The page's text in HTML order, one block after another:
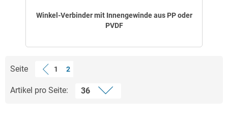
Winkel-Verbinder mit Innengewinde aus PP oder
PVDF
Seite 1 2
Artikel pro Seite: